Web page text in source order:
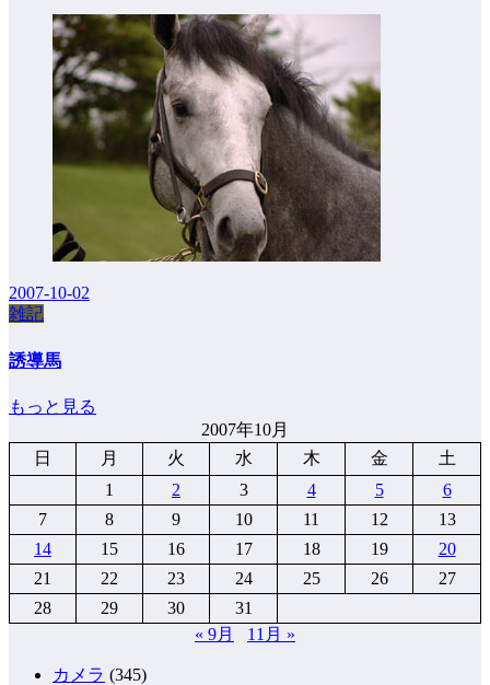
2007-10-02
雑記
誘導馬
もっと見る
2007年10月
日
月 火 水 木 金
土
1
2 3 4 5
6
7
8 9 10 11 12
13
14
15 16 17 18 19
20
21
22 23 24 25 26
27
28
29 30
31
« 9月
11月 »
カメラ (345)